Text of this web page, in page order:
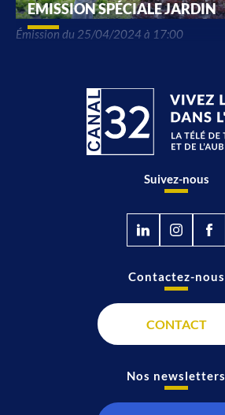
EMISSION SPÉCIALE JARDIN
Émission du 25/04/2024 à 17:00
Suivez-nous
Contactez-nous
CONTACT
Nos newsletters